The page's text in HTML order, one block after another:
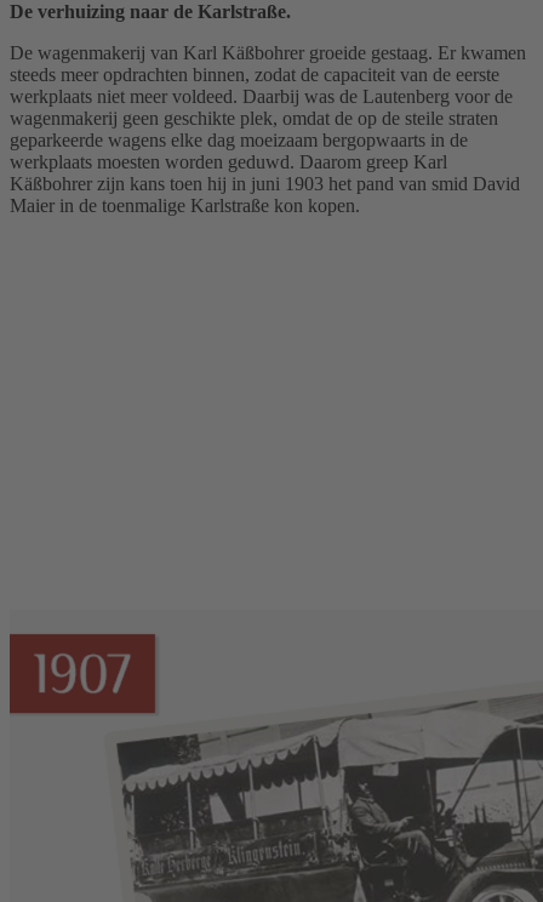
De verhuizing naar de Karlstraße.
De wagenmakerij van Karl Käßbohrer groeide gestaag. Er kwamen
steeds meer opdrachten binnen, zodat de capaciteit van de eerste
werkplaats niet meer voldeed. Daarbij was de Lautenberg voor de
wagenmakerij geen geschikte plek, omdat de op de steile straten
geparkeerde wagens elke dag moeizaam bergopwaarts in de
werkplaats moesten worden geduwd. Daarom greep Karl
Käßbohrer zijn kans toen hij in juni 1903 het pand van smid David
Maier in de toenmalige Karlstraße kon kopen.